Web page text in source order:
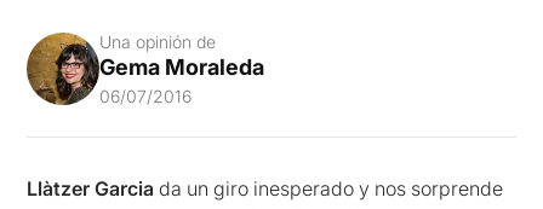
Una opinión de
Gema Moraleda
06/07/2016
Llàtzer Garcia da un giro inesperado y nos sorprende